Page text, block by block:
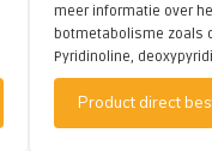
meer informatie over
botmetabolisme zoals
Pyridinoline,
urine
Product direct